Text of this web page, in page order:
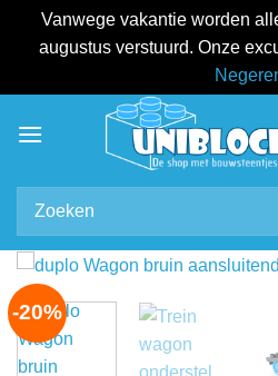
Vanwege vakantie worden
augustus verstuurd. Onze
naar
-20%